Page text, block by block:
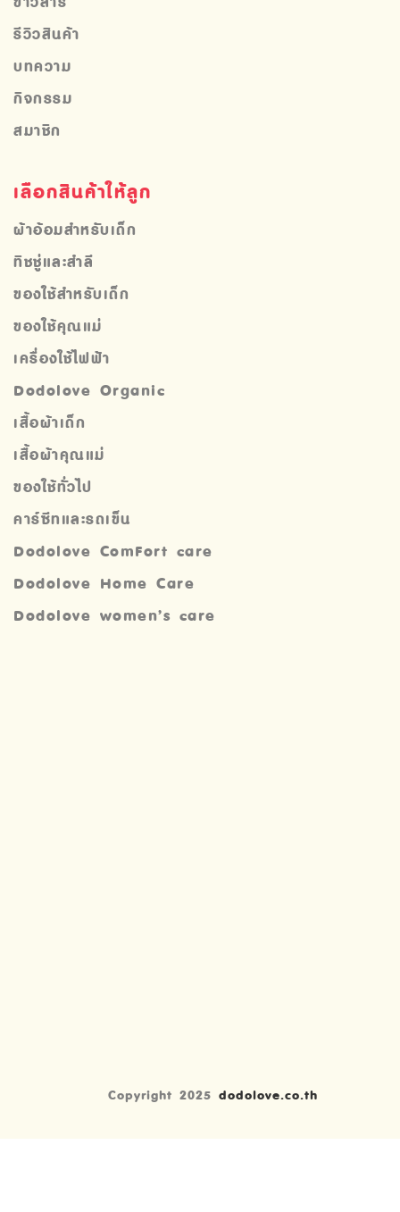
รีวิวสินค้า
บทความ
กิจกรรม
สมาชิก
เลือกสินค้าให้ลูก
ผ้าอ้อมสำหรับเด็ก
ทิชชู่และสำลี
ของใช้สำหรับเด็ก
ของใช้คุณแม่
เครื่องใช้ไฟฟ้า
Dodolove Organic
เสื้อผ้าเด็ก
เสื้อผ้าคุณแม่
ของใช้ทั่วไป
คาร์ซีทและรถเข็น
Dodolove ComFort care
Dodolove Home Care
Dodolove women’s care
Copyright 2025 dodolove.co.th